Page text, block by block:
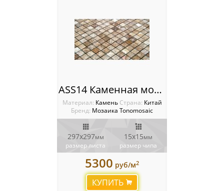
ASS14 Каменная мозаика Tonomosaic
Материал: Камень Cтрана: Китай
Бренд: Мозаика Tonomosaic
297х297мм
размер листа
15х15мм
размер чипа
5300 руб/м2
КУПИТЬ